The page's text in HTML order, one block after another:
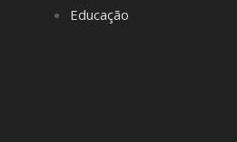
Educação